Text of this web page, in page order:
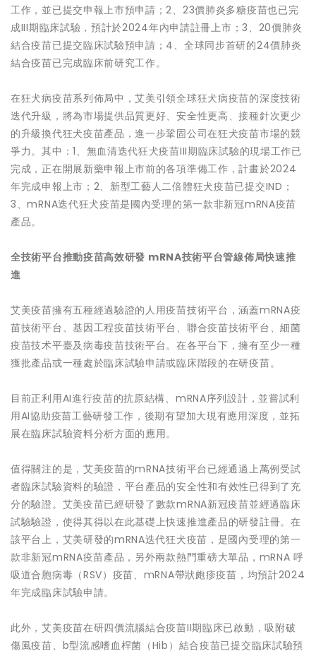
工作，並已提交申報上市預申請；2、23價肺炎多糖疫苗也已完
成III期臨床試驗，預計於2024年內申請註冊上市；3、20價肺炎
結合疫苗已提交臨床試驗預申請；4、全球同步首研的24價肺炎
結合疫苗已完成臨床前研究工作。
在狂犬病疫苗系列佈局中，艾美引領全球狂犬病疫苗的深度技術
迭代升級，將為市場提供品質更好、安全性更高、接種針次更少
的升級換代狂犬疫苗產品，進一步鞏固公司在狂犬疫苗市場的競
爭力。其中：1、無血清迭代狂犬疫苗III期臨床試驗的現場工作已
完成，正在開展新藥申報上市前的各項準備工作，計畫於2024
年完成申報上市；2、新型工藝人二倍體狂犬疫苗已提交IND；
3、mRNA迭代狂犬疫苗是國內受理的第一款非新冠mRNA疫苗
產品。
全技術平台推動疫苗高效研發 mRNA技術平台管線佈局快速推
進
艾美疫苗擁有五種經過驗證的人用疫苗技術平台，涵蓋mRNA疫
苗技術平台、基因工程疫苗技術平台、聯合疫苗技術平台、細菌
疫苗技术平臺及病毒疫苗技術平台。在各平台下，擁有至少一種
獲批產品或一種處於臨床試驗申請或臨床階段的在研疫苗。
目前正利用AI進行疫苗的抗原結構、mRNA序列設計，並嘗試利
用AI協助疫苗工藝研發工作，後期有望加大現有應用深度，並拓
展在臨床試驗資料分析方面的應用。
值得關注的是，艾美疫苗的mRNA技術平台已經通過上萬例受試
者臨床試驗資料的驗證，平台產品的安全性和有效性已得到了充
分的驗證。艾美疫苗已經研發了數款mRNA新冠疫苗並經過臨床
試驗驗證，使得其得以在此基礎上快速推進產品的研發註冊。在
該平台上，艾美研發的mRNA迭代狂犬疫苗，是國內受理的第一
款非新冠mRNA疫苗產品，另外兩款熱門重磅大單品，mRNA 呼
吸道合胞病毒（RSV）疫苗、mRNA帶狀皰疹疫苗，均預計2024
年完成臨床試驗申請。
此外，艾美疫苗在研四價流腦結合疫苗II期臨床已啟動，吸附破
傷風疫苗、b型流感嗜血桿菌（Hib）結合疫苗已提交臨床試驗預